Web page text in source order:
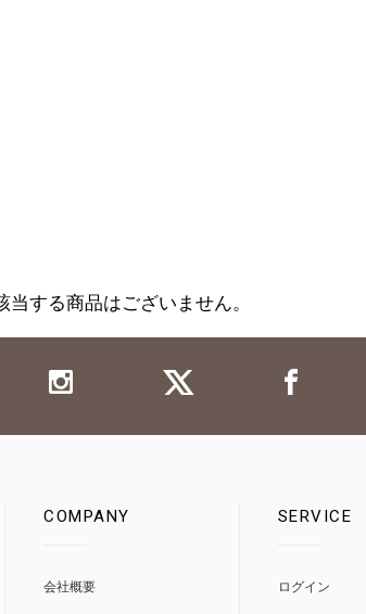
当する商品はございません。
COMPANY
会社概要
SERVICE
ログイン